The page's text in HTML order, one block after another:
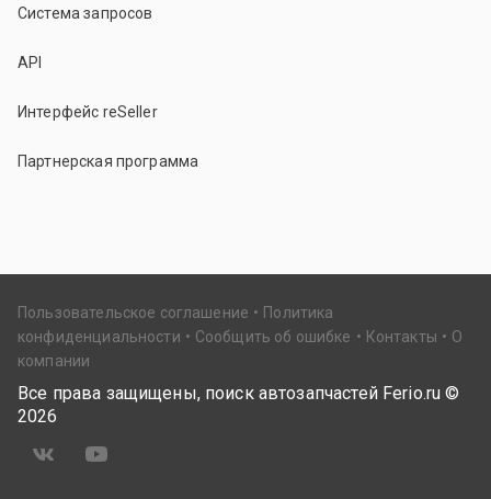
Система запросов
API
Интерфейс reSeller
Партнерская программа
Пользовательское соглашение
Политика
конфиденциальности
Сообщить об ошибке Контакты
О
компании
Все права защищены, поиск автозапчастей Ferio.ru ©
2026